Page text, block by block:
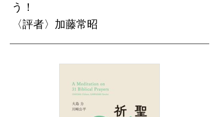
う！
〈評者〉加藤常昭